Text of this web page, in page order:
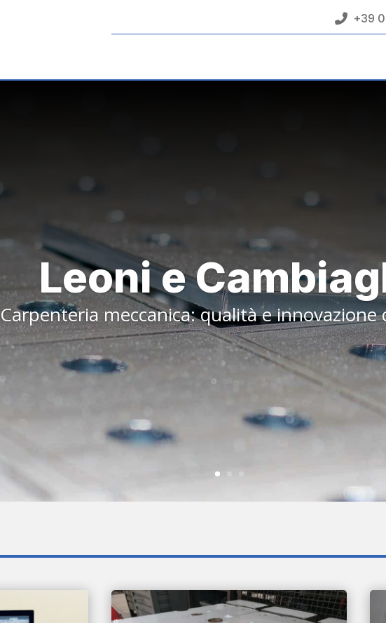
+39
Leoni e
Carpenteria meccanica: qualità e innovazione